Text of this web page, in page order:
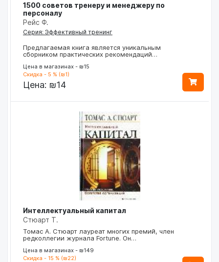
1500 советов тренеру и менеджеру по
персоналу
Рейс Ф.
Серия: Эффективный тренинг
Предлагаемая книга является уникальным
сборником практических рекомендаций…
Цена в магазинах - ₪15
Скидка - 5 % (₪1)
Цена: ₪14
Интеллектуальный капитал
Стюарт Т.
Томас А. Стюарт лауреат многих премий, член
редколлегии журнала Fortune. Он…
Цена в магазинах - ₪149
Скидка - 15 % (₪22)